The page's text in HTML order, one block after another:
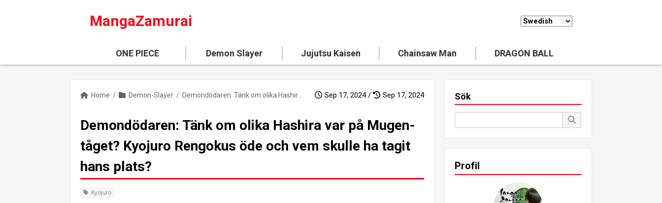
MangaZamurai
ONE PIECE Demon Slayer Jujutsu Kaisen Chainsaw Man DRAGON BALL
Home / Demon-Slayer / Sep 17, 2024 / Sep 17, 2024
Demondödaren: Tänk om olika Hashira var på Mugen-
tåget? Kyojuro Rengokus öde och vem skulle ha tagit
hans plats?
Kyojuro
Sök
Profil